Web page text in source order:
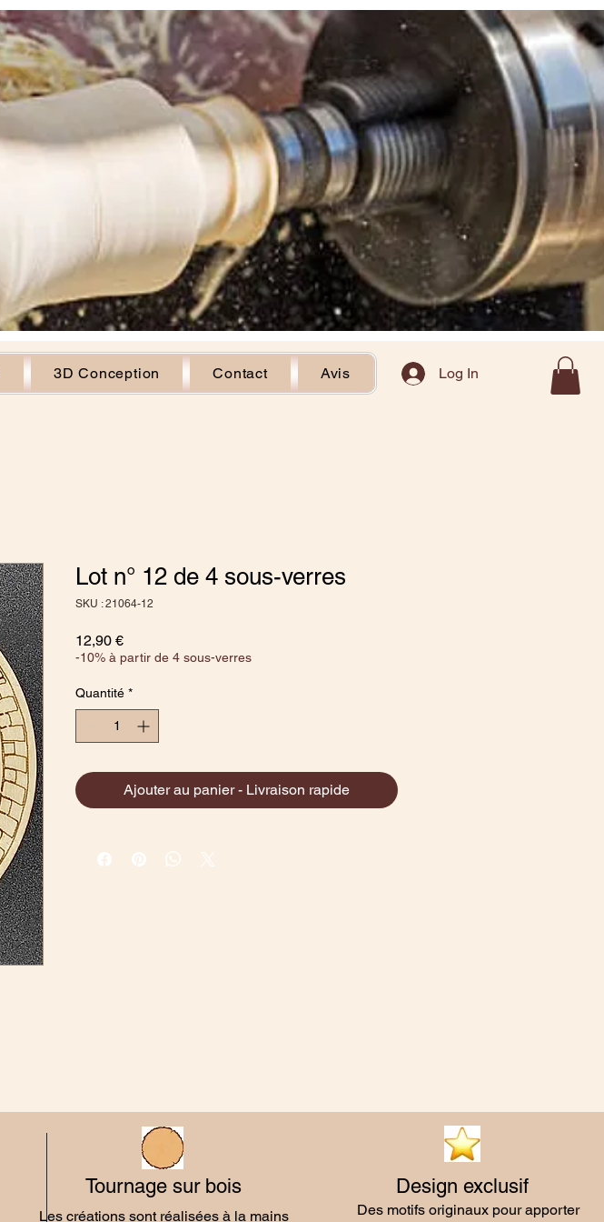
3D Conception Contact Avis Log In
Lot n° 12 de 4 sous-verres
SKU : 21064-12
12,90 €Prix
-10% à partir de 4 sous-verres
Quantité *
Ajouter au panier - Livraison rapide
Tournage sur bois
Les créations sont réalisées à la mains
Design exclusif
Des motifs originaux pour apporter